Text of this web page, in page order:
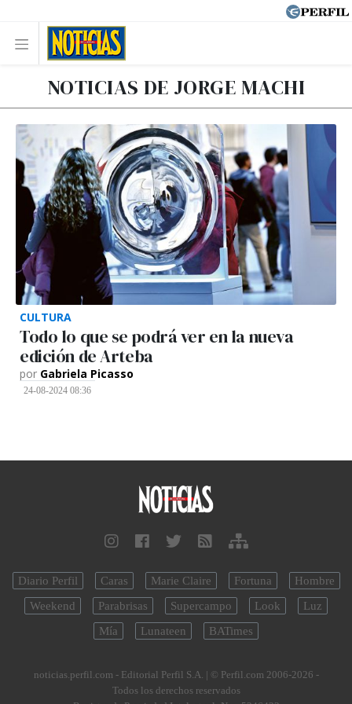
NOTICIAS DE JORGE MACHI
CULTURA
Todo lo que se podrá ver en la nueva
edición de Arteba
por Gabriela Picasso
24-08-2024 08:36
Diario Perfil Caras Marie Claire Fortuna
Hombre
Weekend
Parabrisas Supercampo Look
Luz
Mía
Lunateen BATimes
noticias.perfil.com - Editorial Perfil S.A. | © Perfil.com 2006-2026 -
Todos los derechos reservados